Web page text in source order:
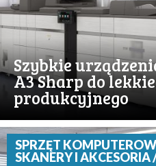
Szybkie
A3 Sharp do
produkcyjnego
SPRZĘT
SKANERY I